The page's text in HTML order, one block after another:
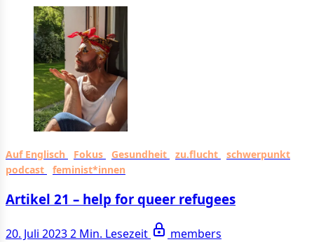
Auf Englisch Fokus Gesundheit zu.flucht
schwerpunkt
podcast
feminist*innen
Artikel 21 – help for queer refugees
20. Juli 20232 Min. Lesezeit
members